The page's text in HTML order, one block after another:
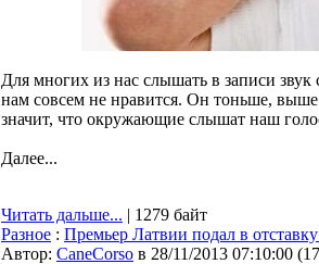
Для многих из нас слышать в записи
нам совсем не нравится. Он тоньше,
значит, что окружающие слышат наш
Далее...
Читать дальше... | 1279 байт
Разное : Премьер Латвии подал в
Автор: CaneCorso в 28/11/2013 07:10:00 (